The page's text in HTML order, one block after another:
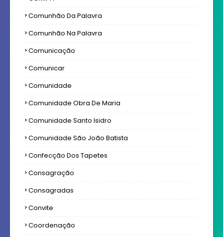
Comunhão Da Palavra
Comunhão Na Palavra
Comunicação
Comunicar
Comunidade
Comunidade Obra De Maria
Comunidade Santo Isidro
Comunidade São João Batista
Confecção Dos Tapetes
Consagração
Consagradas
Convite
Coordenação